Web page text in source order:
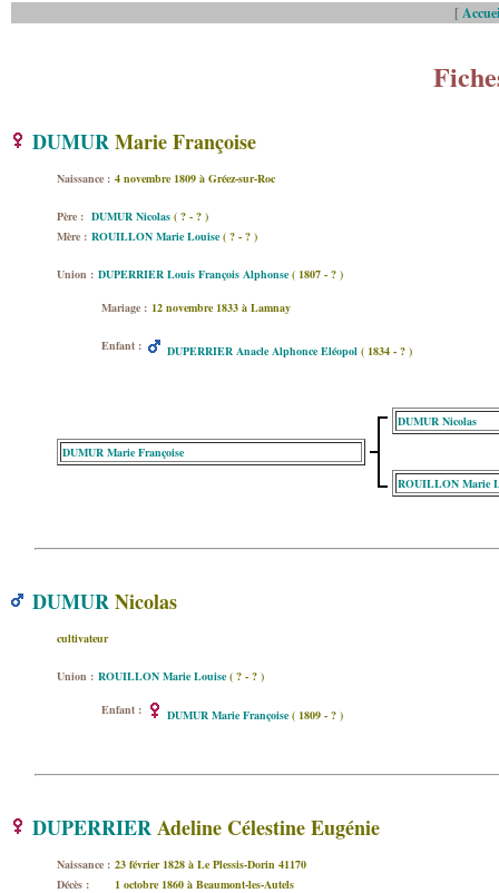
[
DUMURMarie Françoise
Naissance : 4 novembre 1809 à Gréez-sur-Roc
Père : DUMUR Nicolas ( ? - ? )
Mère : ROUILLON Marie Louise ( ? - ? )
Union : DUPERRIER Louis François Alphonse ( 1807 - ? )
Mariage : 12 novembre 1833 à Lamnay
Enfant : DUPERRIER Anacle Alphonce Eléopol ( 1834 - ? )
DUMUR Marie Françoise
DUMUR Nicolas
ROUILLON Marie
DUMURNicolas
cultivateur
Union : ROUILLON Marie Louise ( ? - ? )
Enfant : DUMUR Marie Françoise ( 1809 - ? )
DUPERRIERAdeline Célestine Eugénie
Naissance : 23 février 1828 à Le Plessis-Dorin 41170
Décès :
1 octobre 1860 à Beaumont-les-Autels